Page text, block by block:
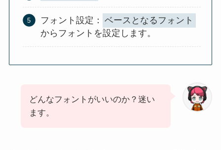
フォント設定：
ベースとなるフォント
からフォントを設定します。
どんなフォントがいいのか？迷い
ます。